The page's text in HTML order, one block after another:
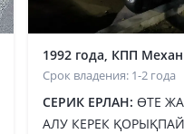
1992 года, КПП
Срок владения: 1-2 года
СЕРИК ЕРЛАН: ӨТЕ
АЛУ КЕРЕК